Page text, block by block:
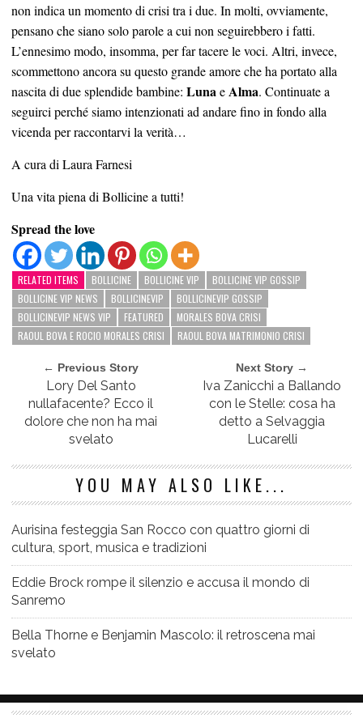
non indica un momento di crisi tra i due. In molti, ovviamente,
pensano che siano solo parole a cui non seguirebbero i fatti.
L’ennesimo modo, insomma, per far tacere le voci. Altri, invece,
scommettono ancora su questo grande amore che ha portato alla
nascita di due splendide bambine: LunaeAlma. Continuate a
seguirci perché siamo intenzionati ad andare fino in fondo alla
vicenda per raccontarvi la verità…
A cura di Laura Farnesi
Una vita piena di Bollicine a tutti!
Spread the love
RELATED ITEMS BOLLICINE BOLLICINE VIP
BOLLICINE VIP GOSSIP
BOLLICINE VIP NEWS
BOLLICINEVIP
BOLLICINEVIP GOSSIP
BOLLICINEVIP NEWS VIP
FEATURED
MORALES BOVA CRISI
RAOUL BOVA E ROCIO MORALES CRISI
RAOUL BOVA MATRIMONIO CRISI
← Previous Story
Lory Del Santo
nullafacente? Ecco il
dolore che non ha mai
svelato
Next Story →
Iva Zanicchi a Ballando
con le Stelle: cosa ha
detto a Selvaggia
Lucarelli
YOU MAY ALSO LIKE...
Aurisina festeggia San Rocco con quattro giorni di
cultura, sport, musica e tradizioni
Eddie Brock rompe il silenzio e accusa il mondo di
Sanremo
Bella Thorne e Benjamin Mascolo: il retroscena mai
svelato